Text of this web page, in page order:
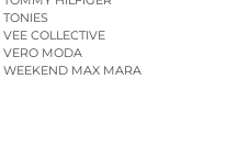
TONIES
VEE COLLECTIVE
VERO MODA
WEEKEND MAX MARA